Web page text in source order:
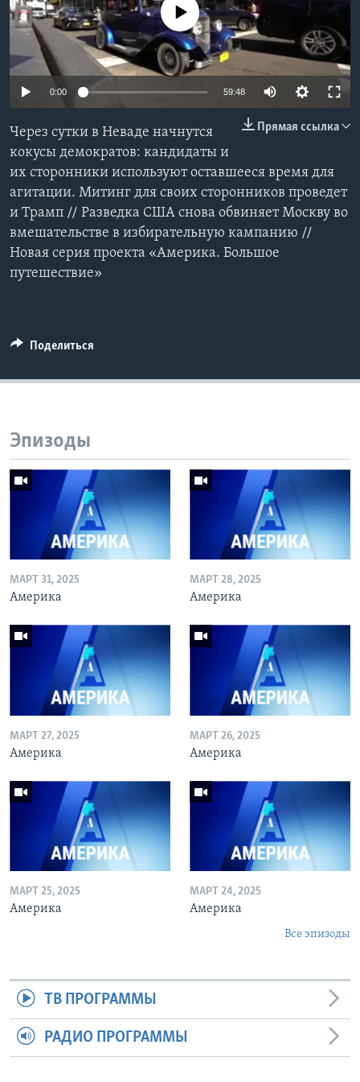
Learning English
СОЦИАЛЬНЫЕ СЕТИ
Языки
No media source currently available
0:00 59:48
Прямая ссылка
Через сутки в Неваде начнутся
кокусы демократов: кандидаты и
их сторонники используют оставшееся время для
агитации. Митинг для своих сторонников проведет
и Трамп // Разведка США снова обвиняет Москву во
вмешательстве в избирательную кампанию //
Новая серия проекта «Америка. Большое
путешествие»
Поделиться
Эпизоды
МАРТ 31, 2025
Америка
МАРТ 28, 2025
Америка
МАРТ 27, 2025
Америка
МАРТ 26, 2025
Америка
МАРТ 25, 2025
Америка
МАРТ 24, 2025
Америка
Все эпизоды
ТВ ПРОГРАММЫ
РАДИО ПРОГРАММЫ